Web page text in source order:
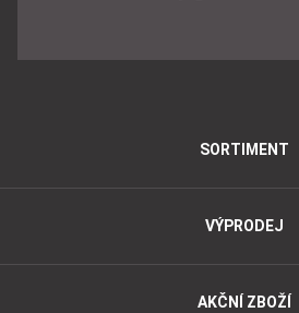
SORTIMENT
VÝPRODEJ
AKČNÍ ZBOŽÍ